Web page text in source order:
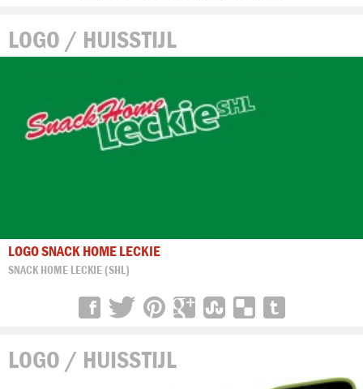
LOGO / HUISSTIJL
LOGO SNACK HOME LECKIE
SNACK HOME LECKIE (SHL)
LOGO / HUISSTIJL